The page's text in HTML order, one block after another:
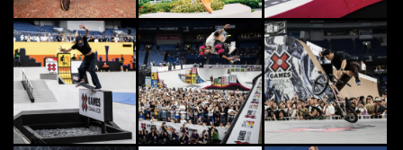
6 CLIMB
全国のジュニアクライマーが日本一
を目指して激突！「第2回全国高校
生ボルダー競技大...
2026.7.31
6